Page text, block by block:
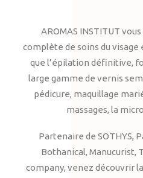
AROMAS INSTITUT
complète de soins du visage
que l’épilation définitive,
large gamme de vernis
pédicure, maquillage
massages, la
Partenaire de SOTHYS,
Bothanical, Manucurist,
company, venez découvrir